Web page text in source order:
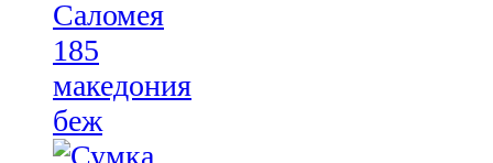
Саломея
185
македония
беж